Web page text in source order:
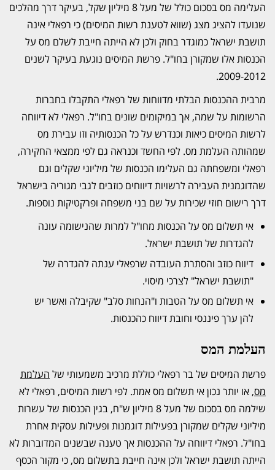
העלימה מס בסכום כולל של מעל 8 מיליון שקל, בעיקר דרך מהלכים
שנועדו להציג מצג (שווא לטענת רשות המיסים) כי רפאלי אינה
תושבת ישראל כמוגדר בחוק ולכן לא הייתה חייבת לשלם מס על
הכנסות אלו שמקורן בחו"ל. פרשת המיסים נוגעת בעיקר לשנים
2009-2012.
מרבית ההכנסות הבלתי מדווחות של רפאלי התקבלו בחברות
הרשומות על שמה, אך במיקומים שונים בחו"ל. רפאלי לא דיווחה
לרשות המיסים כיאות וכנדרש על כל הכנסותיה וזו עבירת מס
שמהותה העלמת מס. לפי החשד וכנראה גם לפי ממצאי החקירה,
רפאלי ומשפחתה גם העלימו הכנסות של מיליוני שקלים וגם
שהדוגמנית העבירה לרשויות דיווחים כוזבים לגבי מגוריה בישראל
דרך רישום חוזי שכירות על שם בני משפחה ופרקטיקות נוספות.
אי תשלום מס על הכנסות מחו"ל למרות שהנישומה עונה
להגדרות של תושבת ישראל.
דיווח כוזב והסתרת העובדה שרפאלי ענתה להגדרה של
"תושבת ישראל" לצרכי מיסוי.
אי תשלום מס על הטבות ו"הנחות סלב" שקיבלה ואשר יש
להן ערך פיננסי וחובת דיווח כהכנסות.
העלמת המס
פרשת המיסים של בר רפאלי כוללת מרכיב משמעותי של העלמת
מס, או יותר נכון אי תשלום מס אמת. לפי רשות המיסים, רפאלי לא
שילמה מס בסכום של מעל 8 מיליון ש"ח, בגין הכנסות של עשרות
מיליוני שקלים שמקורן בפעילות דוגמנות ופעילות עסקית אחרת
בחו"ל. רפאלי דיווחה על ההכנסות אך טענה שבשנים המדוברות לא
הייתה תושבת ישראל ולכן אינה חייבת בתשלום מס, כי מקור הכסף